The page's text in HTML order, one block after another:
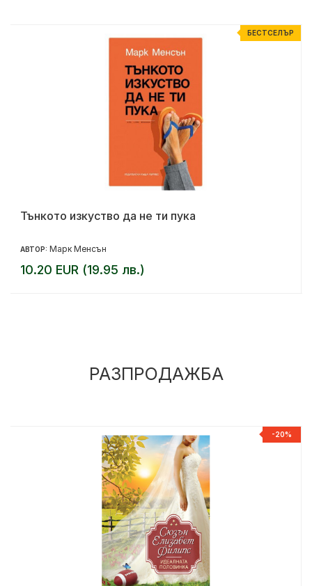
БЕСТСЕЛЪР
Тънкото изкуство да не ти пука
АВТОР: Марк Менсън
10.20 EUR (19.95 лв.)
РАЗПРОДАЖБА
-20%